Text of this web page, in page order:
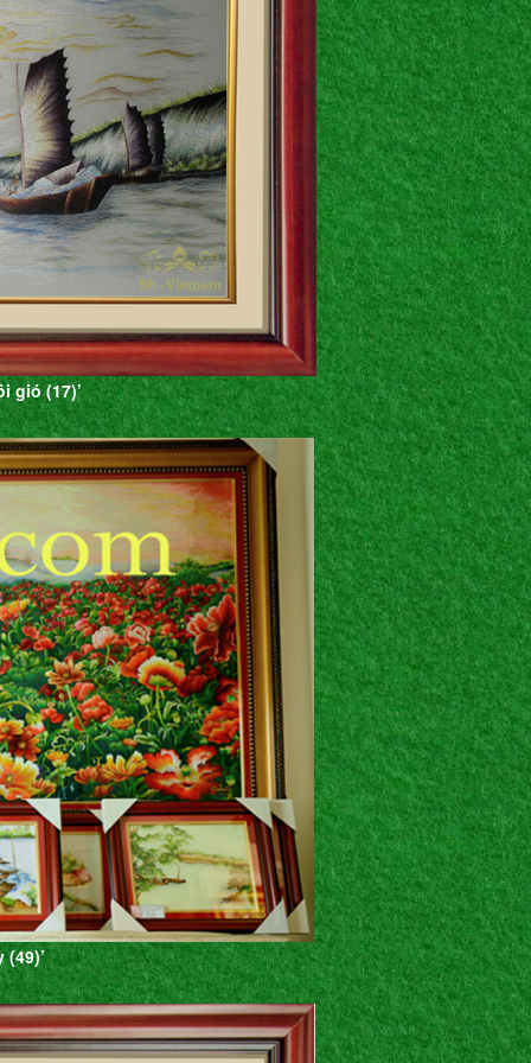
gió (17)’